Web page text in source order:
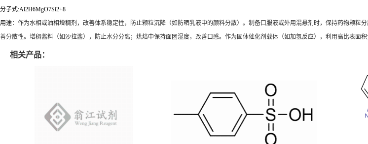
分子式:Al2H6MgO7Si2+8
用途： 作为水相或油相增稠剂，改善体系稳定性，防止颗粒沉降（如防晒乳液中的颜料分散）。 制备口服液或外用混悬剂时，保持药物颗粒
善分散性。 增稠酱料（如沙拉酱），防止水分分离；烘焙中保持面团湿度，改善口感。 作为固体催化剂载体（如加氢反应），利用高比表面积
相关产品：